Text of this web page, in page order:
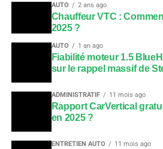
AUTO 2 ans ago
Chauffeur VTC :
2025 ?
AUTO 1 an ago
Fiabilité moteur 1.5
sur le rappel massif de
ADMINISTRATIF 11 mois ago
Rapport CarVertical
en 2025 ?
ENTRETIEN AUTO 11 mois ago